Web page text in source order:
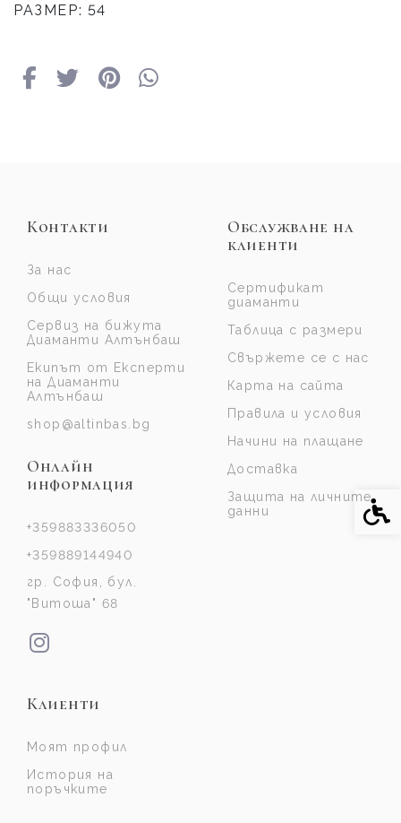
РАЗМЕР: 54
Контакти
За нас
Общи условия
Сервиз на бижута
Диаманти Алтънбаш
Екипът от Експерти
на Диаманти
Алтънбаш
shop@altinbas.bg
Онлайн
информация
+359883336050
+359889144940
гр. София, бул.
"Витоша" 68
Обслужване на
клиенти
Сертификат
диаманти
Таблица с размери
Свържете се с нас
Карта на сайта
Правила и условия
Начини на плащане
Доставка
Защита на личните
данни
Клиенти
Моят профил
История на
поръчките